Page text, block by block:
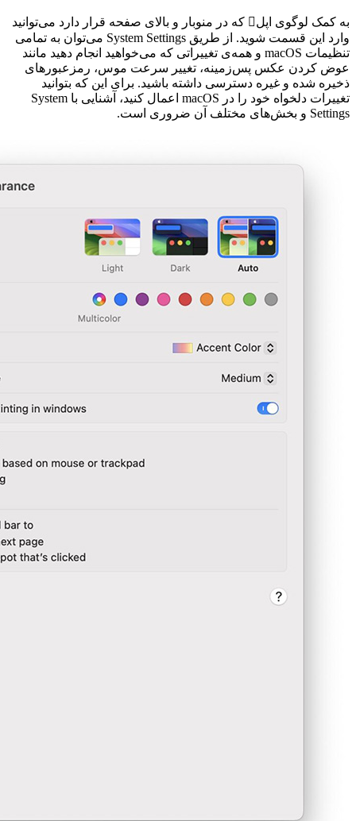
به کمک لوگوی اپل که در منوبار و بالای صفحه قرار دارد می‌توانید
وارد این قسمت شوید. از طریق System Settings می‌توان به تمامی
تنظیمات macOS و همه‌ی تغییراتی که می‌خواهید انجام دهید مانند
عوض کردن عکس پس‌زمینه، تغییر سرعت موس، رمزعبورهای
ذخیره شده و غیره دسترسی داشته باشید. برای این که بتوانید
تغییرات دلخواه‌ خود را در macOS اعمال کنید، آشنایی با System
Settings و بخش‌های مختلف آن ضروری است.